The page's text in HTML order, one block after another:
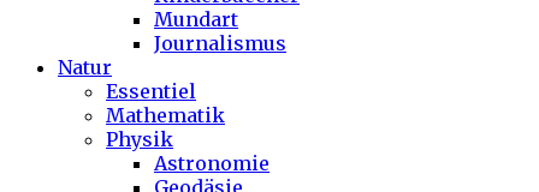
Mundart
Journalismus
Natur
Essentiel
Mathematik
Physik
Astronomie
Geodäsie